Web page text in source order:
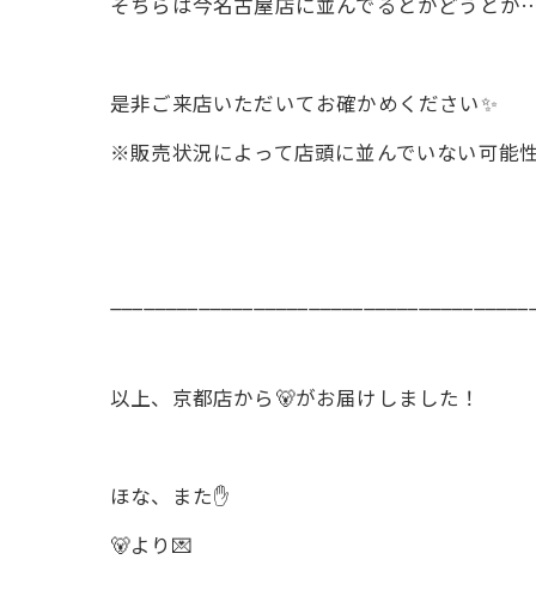
是非ご来店いただいてお確かめください✨
※販売状況によって店頭に並んでいない可能
以上、京都店から🐻がお届けしました！
ほな、また✋
🐻より💌